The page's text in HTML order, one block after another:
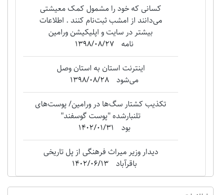
کسانی که خود را مشمول کمک معیشتی
می‌دانند از امشب ثبت‌نام کنند . اطلاعات
بیشتر در سایت و اپلیکیشن ورامین
نامه 1398/08/27
اینترنت استان به استان وصل
می‌شود
1398/08/28
تکذیب کشتار سگ‌ها در ورامین/ پوست‌های
تلنبارشده "‌پوست گوسفند"
بود
1402/01/31
دیدار وزیر میراث فرهنگی از پل تاریخی
باقرآباد
1402/06/13